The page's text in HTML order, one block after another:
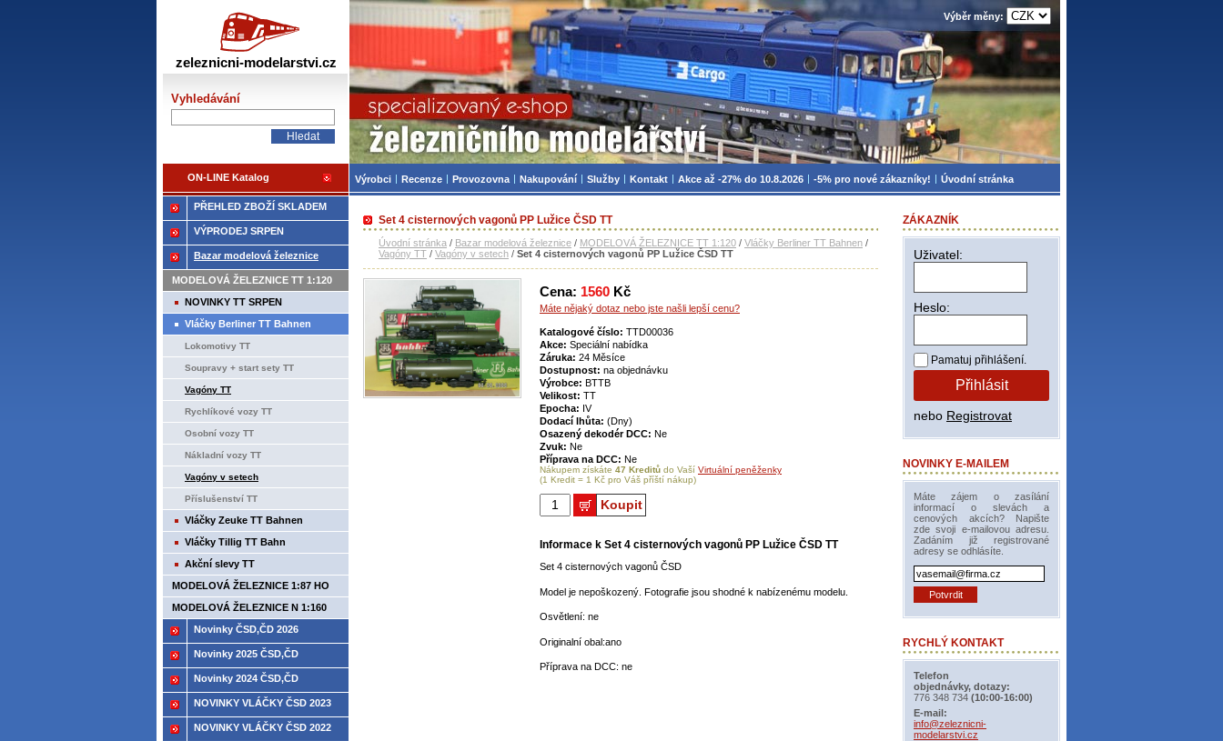
Set 4 cisternových vagonů PP Lužice ČSD TT
Úvodní stránka / Bazar modelová železnice / MODELOVÁ ŽELEZNICE TT 1:120 / Vláčky Berliner TT Bahnen /
Vagóny TT / Vagóny v setech / Set 4 cisternových vagonů PP Lužice ČSD TT
Cena: 1560 Kč
Máte nějaký dotaz nebo jste našli lepší cenu?
Katalogové číslo: TTD00036
Akce: Speciální nabídka
Záruka: 24 Měsíce
Dostupnost: na objednávku
Výrobce: BTTB
Velikost: TT
Epocha: IV
Dodací lhůta: (Dny)
Osazený dekodér DCC: Ne
Zvuk: Ne
Příprava na DCC: Ne
Nákupem získáte 47 Kreditů do Vaší Virtuální peněženky
(1 Kredit = 1 Kč pro Váš příští nákup)
Koupit
Informace k Set 4 cisternových vagonů PP Lužice ČSD TT
Set 4 cisternových vagonů ČSD
Model je nepoškozený. Fotografie jsou shodné k nabízenému modelu.
Osvětlení: ne
Originalní obal:ano
Příprava na DCC: ne
ZÁKAZNÍK
Uživatel:
Heslo:
Pamatuj přihlášení.
Přihlásit
nebo Registrovat
NOVINKY E-MAILEM
Máte zájem o zasílání
informací o slevách a
cenových akcích? Napište
zde svoji e-mailovou adresu.
Zadáním již registrované
adresy se odhlásíte.
RYCHLÝ KONTAKT
Telefon
objednávky, dotazy:
776 348 734 (10:00-16:00)
E-mail:
info@zeleznicni-
modelarstvi.cz
PŘEHLED ZBOŽÍ SKLADEM
VÝPRODEJ SRPEN
Bazar modelová železnice
MODELOVÁ ŽELEZNICE TT 1:120
NOVINKY TT SRPEN
Vláčky Berliner TT Bahnen
Lokomotivy TT
Soupravy + start sety TT
Vagóny TT
Rychlíkové vozy TT
Osobní vozy TT
Nákladní vozy TT
Vagóny v setech
Příslušenství TT
Vláčky Zeuke TT Bahnen
Vláčky Tillig TT Bahn
Akční slevy TT
MODELOVÁ ŽELEZNICE 1:87 HO
MODELOVÁ ŽELEZNICE N 1:160
Novinky ČSD,ČD 2026
Novinky 2025 ČSD,ČD
Novinky 2024 ČSD,ČD
NOVINKY VLÁČKY ČSD 2023
NOVINKY VLÁČKY ČSD 2022
zeleznicni-modelarstvi.cz
Vyhledávání
ON-LINE Katalog
Železniční modelářství, modely, TT, H0, mašinky
Výběr měny:
Výrobci Recenze Provozovna Nakupování Služby Kontakt Akce až -27% do 10.8.2026 -5% pro nové zákazníky! Úvodní stránka